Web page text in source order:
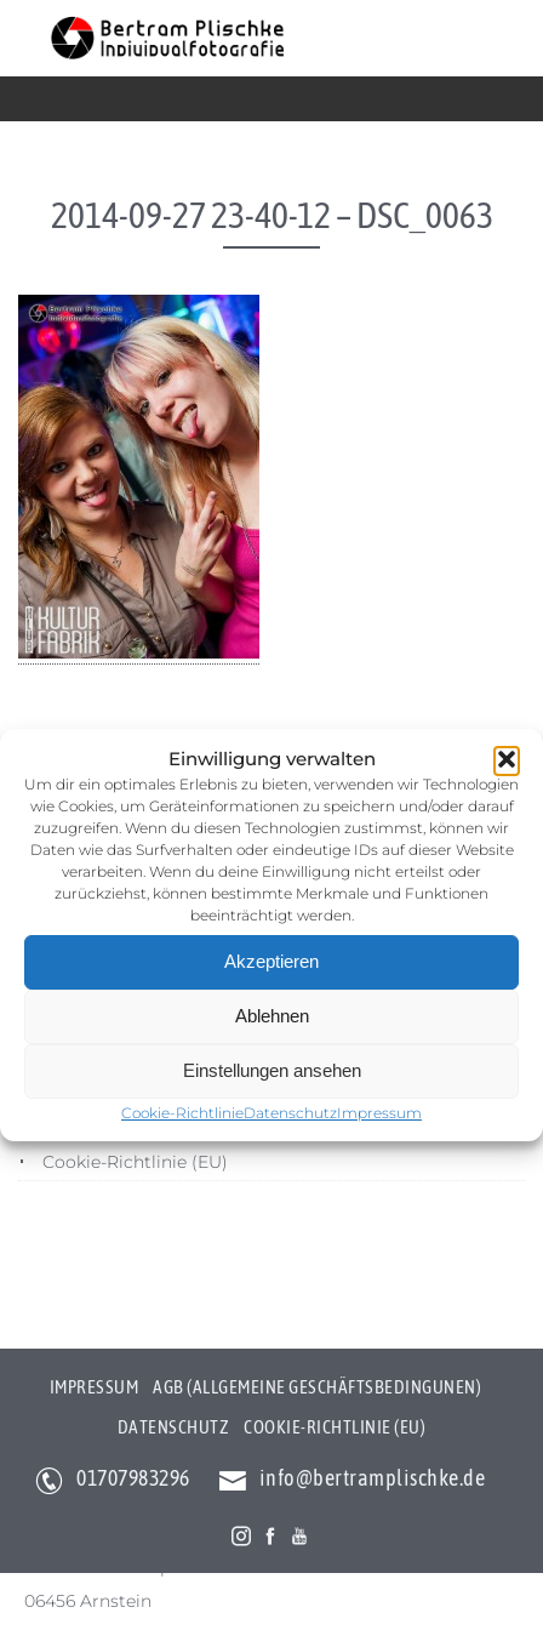
Einwilligung verwalten
Um dir ein optimales Erlebnis zu bieten, verwenden wir Technologien
wie Cookies, um Geräteinformationen zu speichern und/oder darauf
zuzugreifen. Wenn du diesen Technologien zustimmst, können wir
Daten wie das Surfverhalten oder eindeutige IDs auf dieser Website
verarbeiten. Wenn du deine Einwilligung nicht erteilst oder
zurückziehst, können bestimmte Merkmale und Funktionen
beeinträchtigt werden.
Akzeptieren
Ablehnen
Einstellungen ansehen
Cookie-RichtlinieDatenschutzImpressum
Skip to content
2014-09-27 23-40-12 – DSC_0063
28. September 2014
Kategorie:
AGB (Allgemeine Geschäftsbedingunen)
Datenschutz
Cookie-Richtlinie (EU)
IMPRESSUM
AGB (ALLGEMEINE GESCHÄFTSBEDINGUNEN)
DATENSCHUTZ
COOKIE-RICHTLINIE (EU)
01707983296 info@bertramplischke.de
Bertram Plischke Individualfotografie
06456 Arnstein